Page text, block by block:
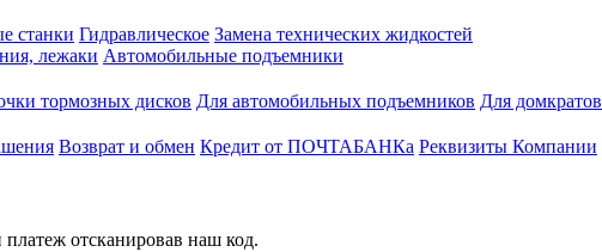
станки Гидравлическое Замена технических жидкостей
лежаки Автомобильные подъемники
тормозных дисков Для автомобильных подъемников Для домкратов
Возврат и обмен Кредит от ПОЧТАБАНКа Реквизиты Компании
отсканировав наш код.